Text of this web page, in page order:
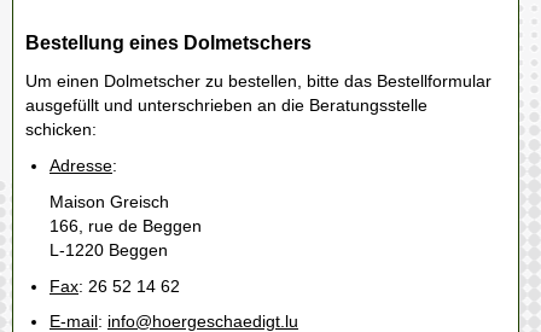
Bestellung eines Dolmetschers
Um einen Dolmetscher zu bestellen, bitte das Bestellformular
ausgefüllt und unterschrieben an die Beratungsstelle
schicken:
Adresse:
Maison Greisch
166, rue de Beggen
L-1220 Beggen
Fax: 26 52 14 62
E-mail: info@hoergeschaedigt.lu